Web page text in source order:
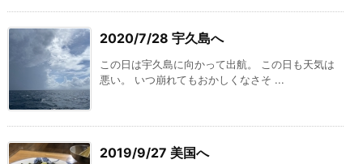
2020/7/28 宇久島へ
この日は宇久島に向かって出航。 この日も天気は
悪い。 いつ崩れてもおかしくなさそ ...
2019/9/27 美国へ